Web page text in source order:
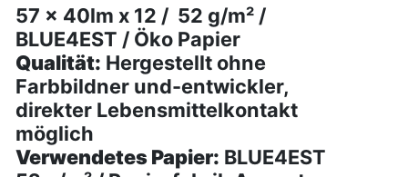
57 x 40lm x 12 / 52 g/m² /
BLUE4EST / Öko Papier
Qualität: Hergestellt ohne
Farbbildner und-entwickler,
direkter Lebensmittelkontakt
möglich
Verwendetes Papier: BLUE4EST